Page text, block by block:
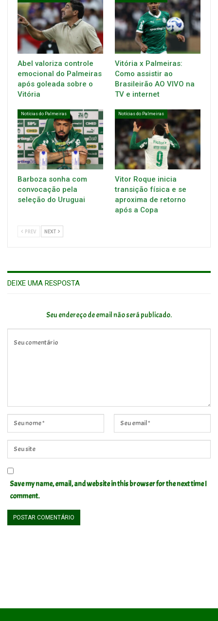
Abel valoriza controle
emocional do Palmeiras
após goleada sobre o
Vitória
Vitória x Palmeiras:
Como assistir ao
Brasileirão AO VIVO na
TV e internet
Notícias do Palmeiras
Barboza sonha com
convocação pela
seleção do Uruguai
Notícias do Palmeiras
Vitor Roque inicia
transição física e se
aproxima de retorno
após a Copa
PREV NEXT
DEIXE UMA RESPOSTA
Seu endereço de email não será publicado.
Save my name, email, and website in this browser for the next time I
comment.